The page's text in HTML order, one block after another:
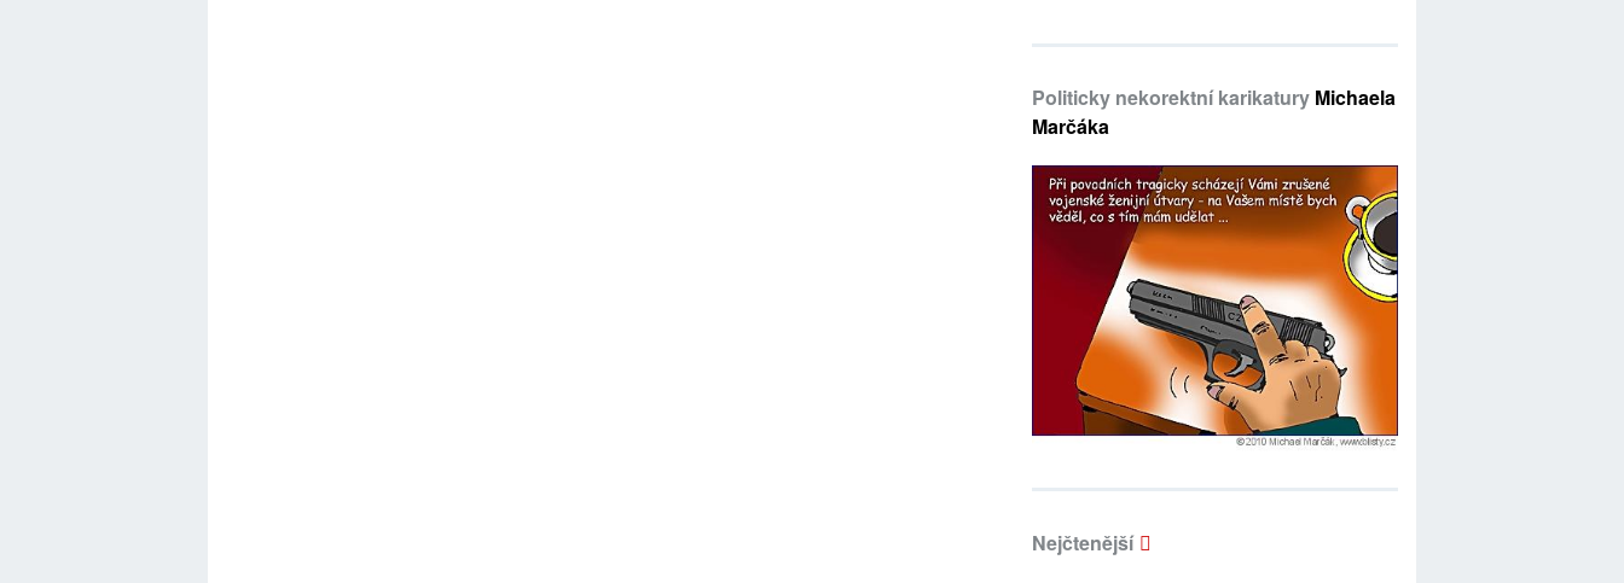
Politicky nekorektní karikatury Michaela
Marčáka
Nejčtenější